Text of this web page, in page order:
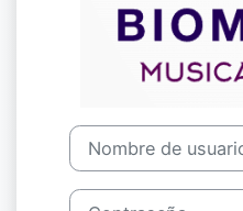
Nombre de usuario
Contraseña